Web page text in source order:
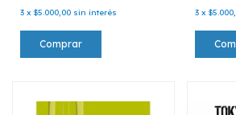
3 x $5.000,00 sin interés 3 x